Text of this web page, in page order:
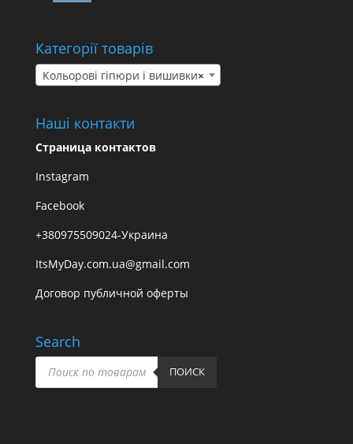
Категорії товарів
×
Кольорові гіпюри і вишивки
Наші контакти
Страница контактов
Instagram
Facebook
+380975509024-Украина
ItsMyDay.com.ua@gmail.com
Договор публичной оферты
Search
Пошук
товарів ПОИСК